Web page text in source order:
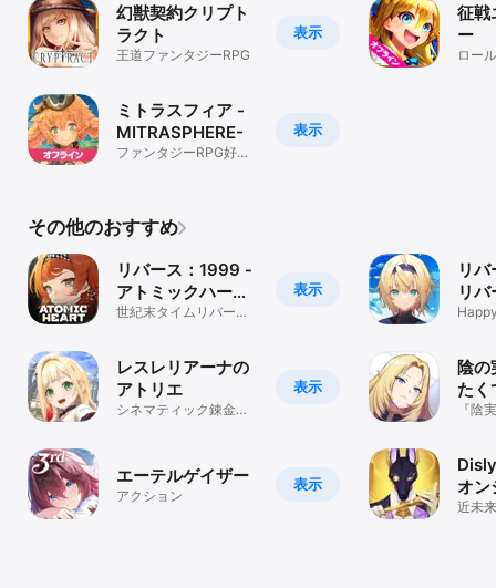
表示
幻獣契約クリプト
ラクト
王道ファンタジーRPG
表示
ミトラスフィア -
MITRASPHERE-
ファンタジーRPG好き
征戦
ー
ロー
その他のおすすめ
表示
リバース：1999 -
アトミックハート
コラボ開催中
世紀末タイムリバース
表示
レスレリアーナの
アトリエ
シネマティック錬金術
表示
エーテルゲイザー
アクション
リ
リ
陰の
たく
オ
『陰
オン
近未